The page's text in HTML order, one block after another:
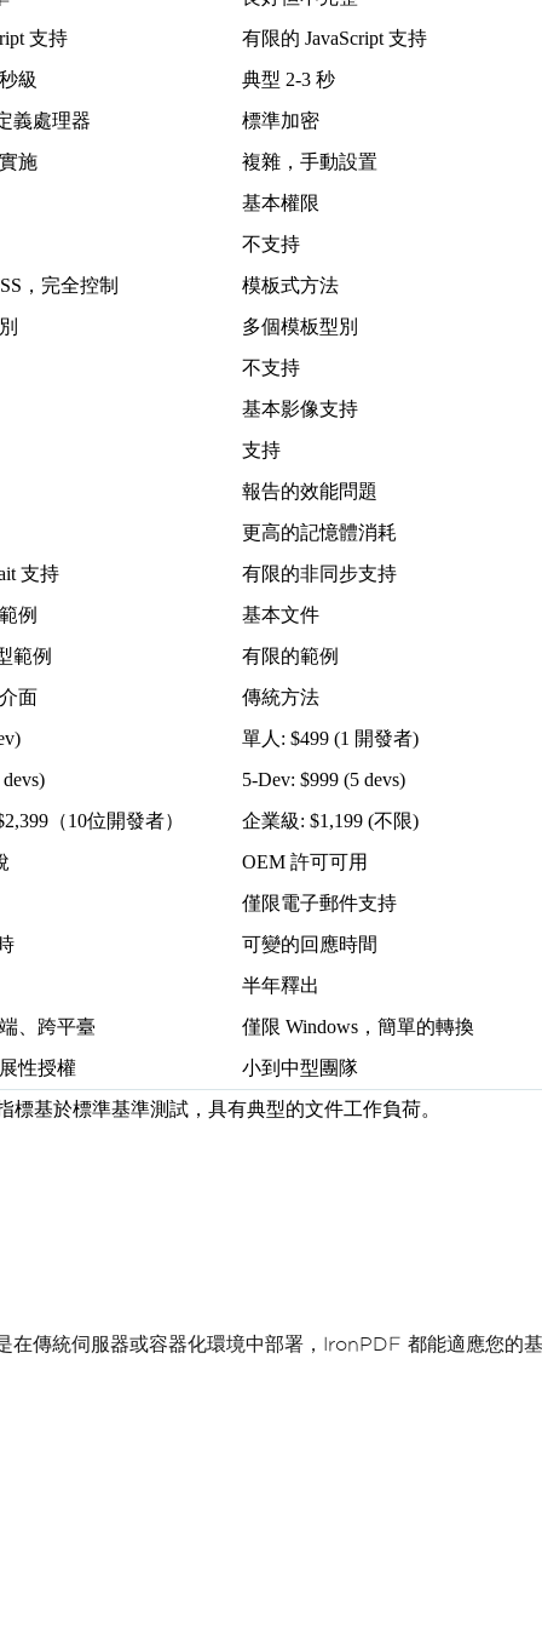
支持
有限的 JavaScript 支持
級
典型 2-3 秒
義處理器
標準加密
施
複雜，手動設置
基本權限
不支持
，完全控制
模板式方法
多個模板型別
不支持
基本影像支持
支持
報告的效能問題
更高的記憶體消耗
支持
有限的非同步支持
例
基本文件
範例
有限的範例
面
傳統方法
單人: $499 (1 開發者)
5-Dev: $999 (5 devs)
（10位開發者）
企業級: $1,199 (不限)
OEM 許可可用
僅限電子郵件支持
可變的回應時間
半年釋出
、跨平臺
僅限 Windows，簡單的轉換
性授權
小到中型團隊
基於標準基準測試，具有典型的文件工作負荷。
傳統伺服器或容器化環境中部署，IronPDF 都能適應您的